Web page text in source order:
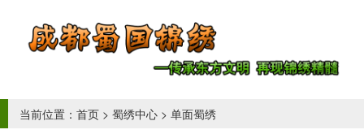
当前位置： 首页 > 蜀绣中心 > 单面蜀绣